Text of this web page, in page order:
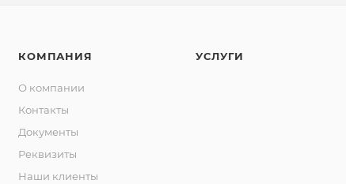
КОМПАНИЯ
О компании
Контакты
Документы
Реквизиты
Наши клиенты
УСЛУГИ